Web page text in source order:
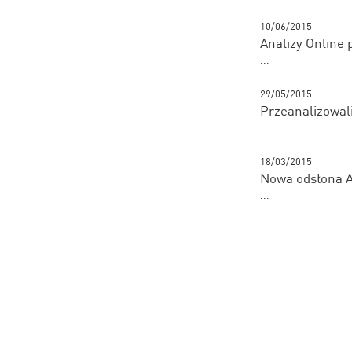
10/06/2015
Analizy Online
...
29/05/2015
...
18/03/2015
Nowa odsłona
...